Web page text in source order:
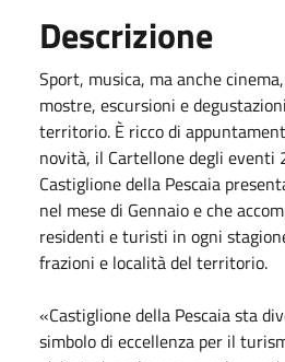
Descrizione
Sport, musica, ma anche
mostre, escursioni e
territorio. È ricco di
novità, il Cartellone degli eventi
Castiglione della Pescaia
nel mesedi Gennaioe che
residenti e turisti in ogni
frazioni e località del territorio.
«Castiglione della Pescaia sta
simbolo di eccellenza per il